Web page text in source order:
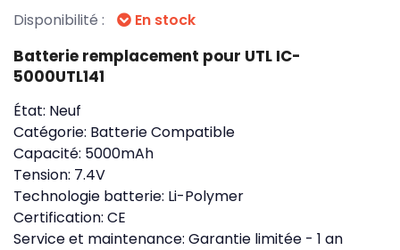
Disponibilité : En stock
Batterie remplacement pour UTL IC-
5000UTL141
État: Neuf
Catégorie: Batterie Compatible
Capacité: 5000mAh
Tension: 7.4V
Technologie batterie: Li-Polymer
Certification: CE
Service et maintenance: Garantie limitée - 1 an